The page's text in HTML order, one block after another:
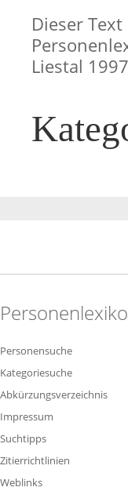
Dieser
Liestal
Personensuche
Kategoriesuche
Abkürzungsverzeichnis
Impressum
Suchtipps
Zitierrichtlinien
Weblinks